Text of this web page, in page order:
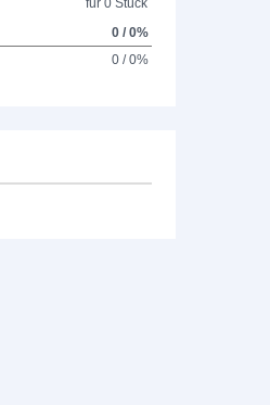
für 0 Stück
0 / 0%
0 / 0%